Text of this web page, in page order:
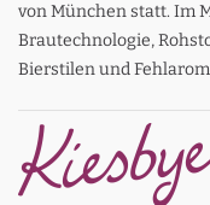
von München statt. Im
Brautechnologie,
Bierstilen und